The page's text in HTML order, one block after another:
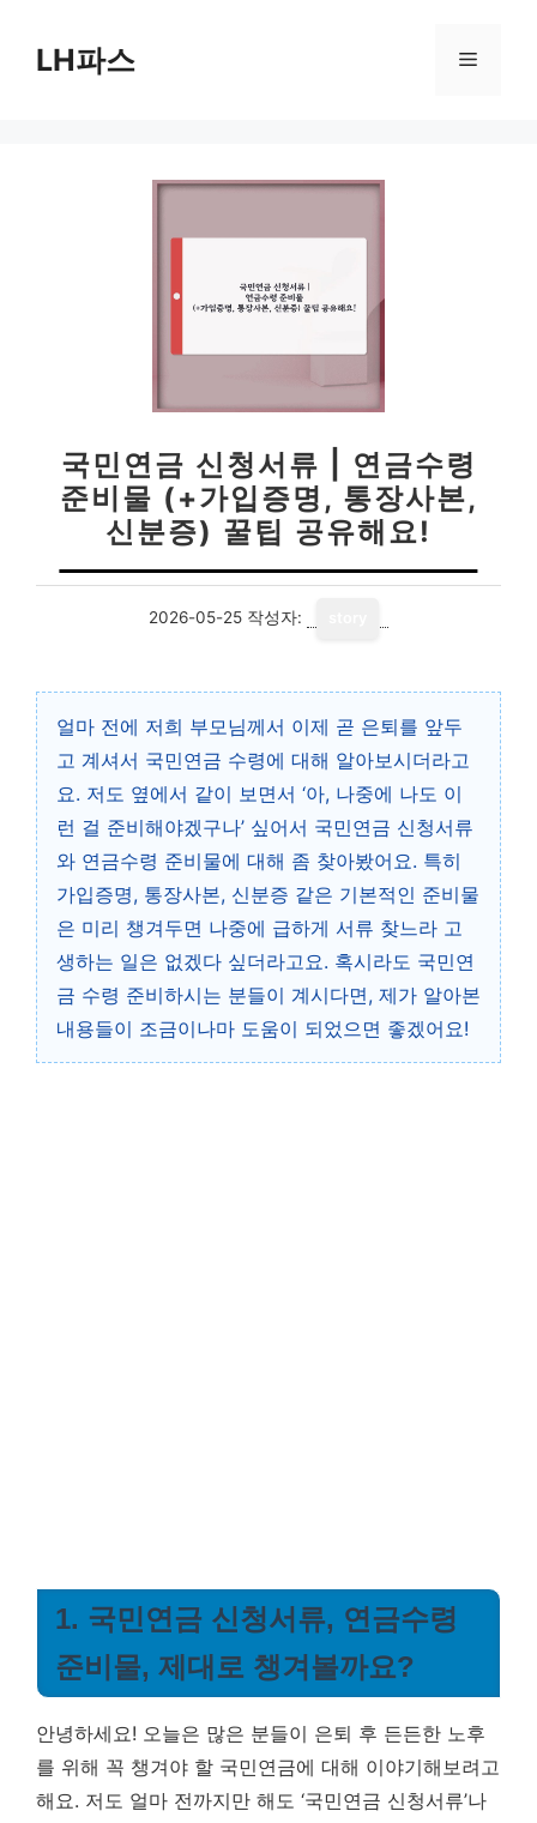
LH파스 메
국민연금 신청서류 | 연금수령
준비물 (+가입증명, 통장사본,
신분증) 꿀팁 공유해요!
2026-05-25 작성자:
얼마 전에 저희 부모님께서 이제 곧 은퇴를 앞두
고 계셔서 국민연금 수령에 대해 알아보시더라고
요. 저도 옆에서 같이 보면서 ‘아, 나중에 나도 이
런 걸 준비해야겠구나’ 싶어서 국민연금 신청서류
와 연금수령 준비물에 대해 좀 찾아봤어요. 특히
가입증명, 통장사본, 신분증 같은 기본적인 준비물
은 미리 챙겨두면 나중에 급하게 서류 찾느라 고
생하는 일은 없겠다 싶더라고요. 혹시라도 국민연
금 수령 준비하시는 분들이 계시다면, 제가 알아본
내용들이 조금이나마 도움이 되었으면 좋겠어요!
1. 국민연금 신청서류, 연금수령
준비물, 제대로 챙겨볼까요?
안녕하세요! 오늘은 많은 분들이 은퇴 후 든든한 노후
를 위해 꼭 챙겨야 할 국민연금에 대해 이야기해보려고
해요. 저도 얼마 전까지만 해도 ‘국민연금 신청서류’나